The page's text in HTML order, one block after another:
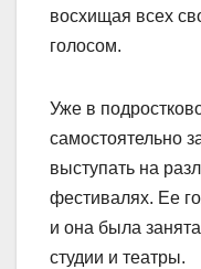
восхищая всех
голосом.
Уже в
самостоятельно
выступать на
фестивалях. Ее
и она была
студии и театры.